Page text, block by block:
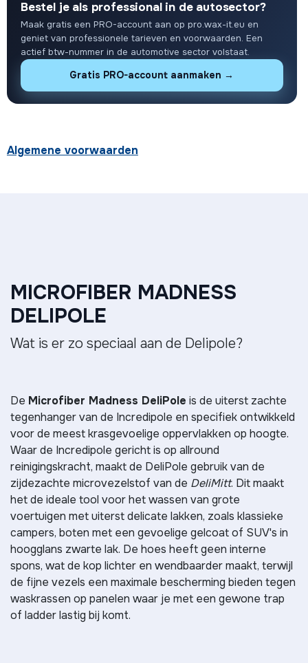
Bestel je als professional in de autosector?
Maak gratis een PRO-account aan op pro.wax-it.eu en
geniet van professionele tarieven en voorwaarden. Een
actief btw-nummer in de automotive sector volstaat.
Gratis PRO-account aanmaken →
Algemene voorwaarden
MICROFIBER MADNESS
DELIPOLE
Wat is er zo speciaal aan de Delipole?
De Microfiber Madness DeliPole is de uiterst zachte
tegenhanger van de Incredipole en specifiek ontwikkeld
voor de meest krasgevoelige oppervlakken op hoogte.
Waar de Incredipole gericht is op allround
reinigingskracht, maakt de DeliPole gebruik van de
zijdezachte microvezelstof van de DeliMitt. Dit maakt
het de ideale tool voor het wassen van grote
voertuigen met uiterst delicate lakken, zoals klassieke
campers, boten met een gevoelige gelcoat of SUV's in
hoogglans zwarte lak. De hoes heeft geen interne
spons, wat de kop lichter en wendbaarder maakt, terwijl
de fijne vezels een maximale bescherming bieden tegen
waskrassen op panelen waar je met een gewone trap
of ladder lastig bij komt.